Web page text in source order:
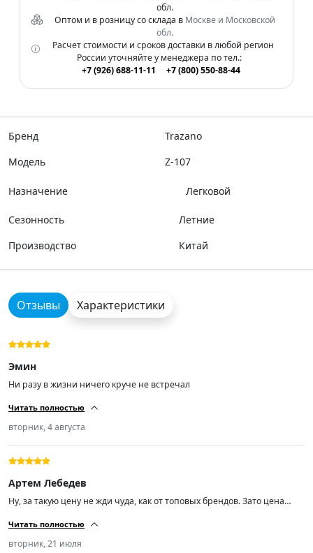
обл.
Оптом и в розницу со склада в Москве и Московской
обл.
Расчет стоимости и сроков доставки в любой регион
России уточняйте у менеджера по тел.:
+7 (926) 688-11-11
+7 (800) 550-88-44
Бренд
Trazano
Модель
Z-107
Назначение Легковой
Сезонность
Летние
Производство
Китай
Отзывы Характеристики
Эмин
Ни разу в жизни ничего круче не встречал
Читать полностью
вторник, 4 августа
Артем Лебедев
Ну, за такую цену не жди чуда, как от топовых брендов. Зато цена
нашёл.
Читать полностью
вторник, 21 июля